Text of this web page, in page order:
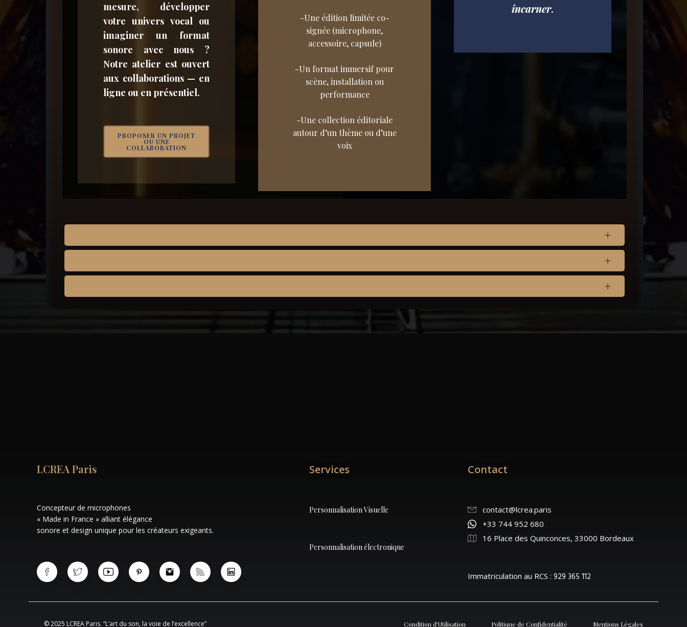
mesure, développer
votre univers vocal ou
imaginer un format
sonore avec nous ?
Notre atelier est ouvert
aux collaborations — en
ligne ou en présentiel.
PROPOSER UN PROJET
OU UNE
COLLABORATION
-Une édition limitée co-
signée (microphone,
accessoire, capsule)
-Un format immersif pour
scène, installation ou
performance
-Une collection éditoriale
autour d’un thème ou d’une
voix
incarner.
LCREA Paris
Concepteur de microphones
« Made in France » alliant élégance
sonore et design unique pour les créateurs exigeants.
Services
Personnalisation Visuelle
Personnalisation électronique
Contact
contact@lcrea.paris
+33 744 952 680
16 Place des Quinconces, 33000 Bordeaux
Immatriculation au RCS :929 365 112
© 2025 LCREA Paris. “L’art du son, la voie de l’excellence” Condition d’Utilisation Politique de Confidentialité Mentions Légales